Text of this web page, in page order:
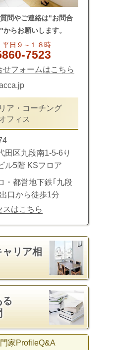
問やご連絡は"お問合
らお願いします。
平日９～１８時
7523
せフォームはこちら
ア・コーチング
フィス
田区九段南1-5-6り
ル5階 KSフロア
・都営地下鉄｢九段
口から徒歩1分
スはこちら
リア相
る
家ProfileQ&A